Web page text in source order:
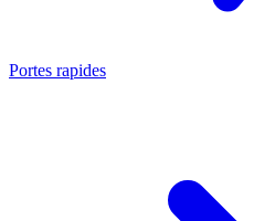
Portes rapides